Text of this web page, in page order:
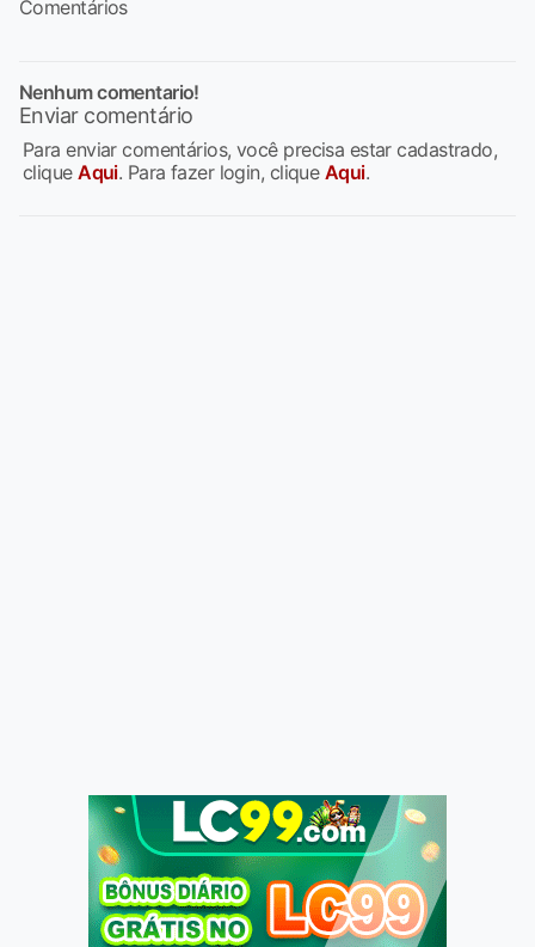
Comentários
Nenhum comentario!
Enviar comentário
Para enviar comentários, você precisa estar cadastrado,
cliqueAqui. Para fazer login, clique Aqui.